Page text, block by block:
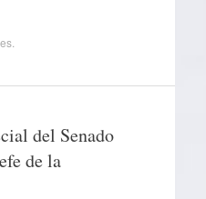
.
del Senado
de la